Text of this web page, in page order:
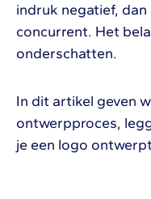
indruk negatief, dan
concurrent. Het
onderschatten.
In dit artikel geven
ontwerpproces,
je een logo